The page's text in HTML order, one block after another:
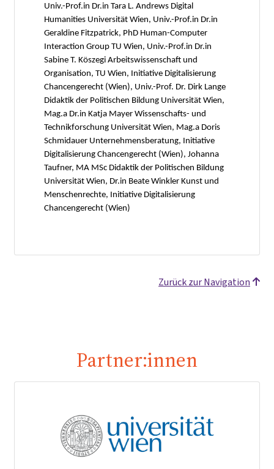
Univ.-Prof.in Dr.in Tara L. Andrews Digital
Humanities Universität Wien, Univ.-Prof.in Dr.in
Geraldine Fitzpatrick, PhD Human-Computer
Interaction Group TU Wien, Univ.-Prof.in Dr.in
Sabine T. Köszegi Arbeitswissenschaft und
Organisation, TU Wien, Initiative Digitalisierung
Chancengerecht (Wien), Univ.-Prof. Dr. Dirk Lange
Didaktik der Politischen Bildung Universität Wien,
Mag.a Dr.in Katja Mayer Wissenschafts- und
Technikforschung Universität Wien, Mag.a Doris
Schmidauer Unternehmensberatung, Initiative
Digitalisierung Chancengerecht (Wien), Johanna
Taufner, MA MSc Didaktik der Politischen Bildung
Universität Wien, Dr.in Beate Winkler Kunst und
Menschenrechte, Initiative Digitalisierung
Chancengerecht (Wien)
Zurück zur Navigation
Partner:innen